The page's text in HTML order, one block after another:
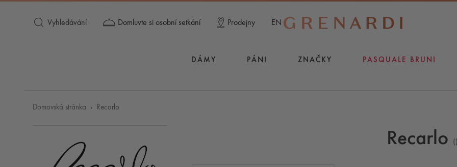
Vyhledávání Domluvte si osobní setkání Prodejny EN
DÁMY PÁNI ZNAČKY PASQUALE BRUNI
Domovská stránka Recarlo
Recarlo (